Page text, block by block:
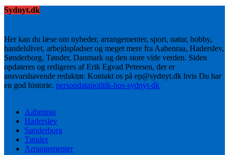
Sydnyt.dk
Her kan du læse om nyheder, arrangementer, sport, natur, hobby,
handelslivet, arbejdspladser og meget mere fra Aabenraa, Haderslev,
Sønderborg, Tønder, Danmark og den store vide verden. Siden
opdateres og redigeres af Erik Egvad Petersen, der er
ansvarshavende redaktør. Kontakt os på ep@sydnyt.dk hvis Du har
en god historie. persondatapolitik-hos-sydnyt-dk
Aabenraa
Haderslev
Sønderborg
Tønder
Arrangementer